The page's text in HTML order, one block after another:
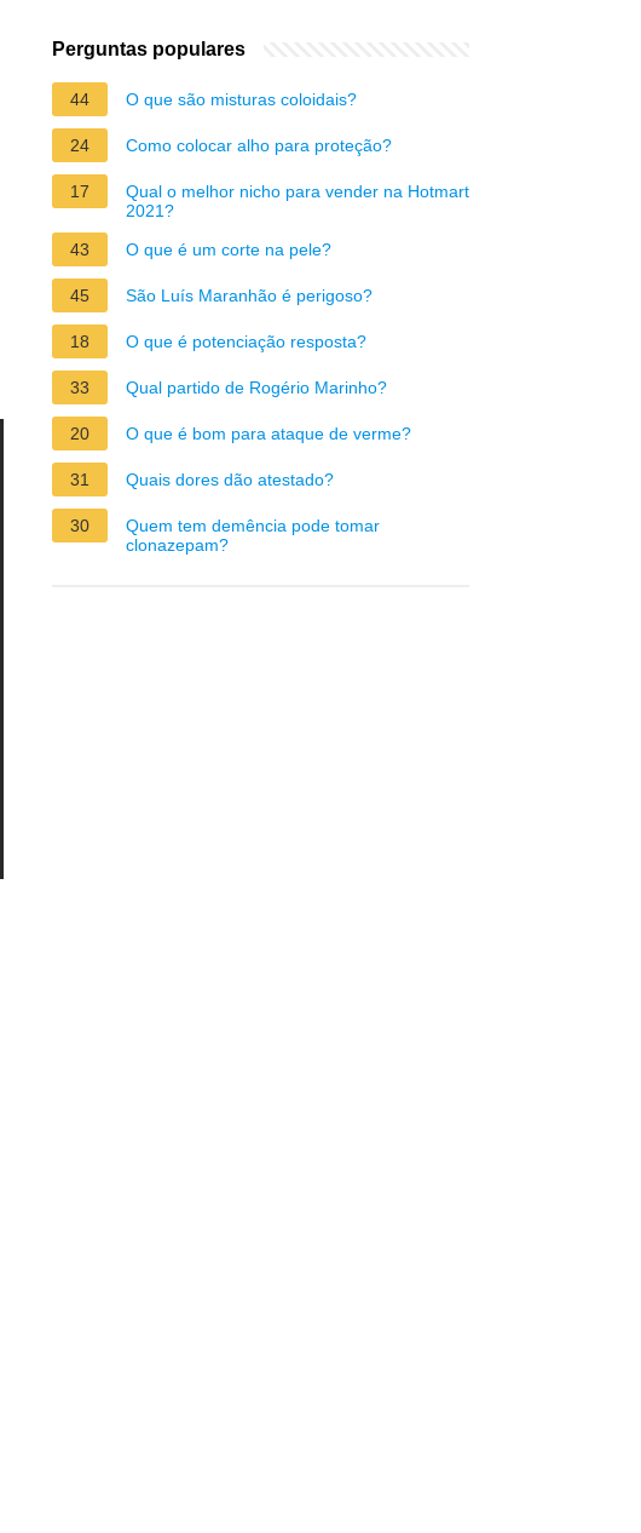
Perguntas populares
44 O que são misturas coloidais?
24 Como colocar alho para proteção?
17
Qual o melhor nicho para vender na Hotmart
2021?
43
O que é um corte na pele?
45 São Luís Maranhão é perigoso?
18 O que é potenciação resposta?
33 Qual partido de Rogério Marinho?
20 O que é bom para ataque de verme?
31 Quais dores dão atestado?
30
Quem tem demência pode tomar
clonazepam?